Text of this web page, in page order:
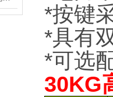
*按键
*具有
*可选
30KG